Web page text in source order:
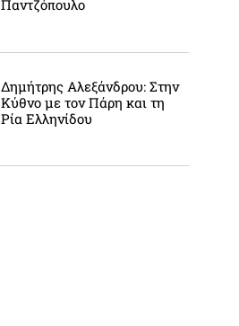
Παντζόπουλο
Δημήτρης Αλεξάνδρου: Στην
Κύθνο με τον Πάρη και τη
Ρία Ελληνίδου